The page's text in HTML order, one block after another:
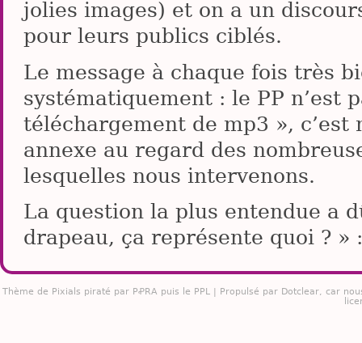
jolies images) et on a un
pour leurs publics ciblés.
Le message à chaque fois très
systématiquement : le PP n’est
téléchargement de mp3 », c’est
annexe au regard des
lesquelles nous intervenons.
La question la plus entendue a
drapeau, ça représente quoi ? »
Thème de Pixials piraté par PꝒRA puis le PPL | Propulsé par Dotclear, car